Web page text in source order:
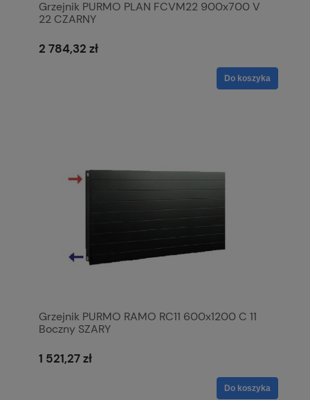
Grzejnik PURMO PLAN FCVM22 900x700 V
22 CZARNY
2 784,32 zł
Do koszyka
Grzejnik PURMO RAMO RC11 600x1200 C 11
Boczny SZARY
1 521,27 zł
Do koszyka